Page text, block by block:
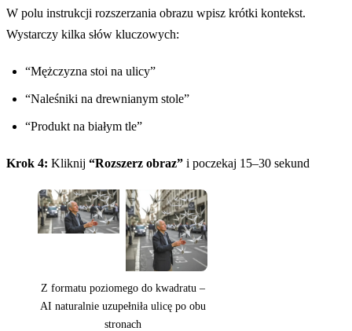
W polu instrukcji rozszerzania obrazu wpisz krótki kontekst.
Wystarczy kilka słów kluczowych:
“Mężczyzna stoi na ulicy”
“Naleśniki na drewnianym stole”
“Produkt na białym tle”
Krok 4: Kliknij “Rozszerz obraz” i poczekaj 15–30 sekund
Z formatu poziomego do kwadratu –
AI naturalnie uzupełniła ulicę po obu
stronach